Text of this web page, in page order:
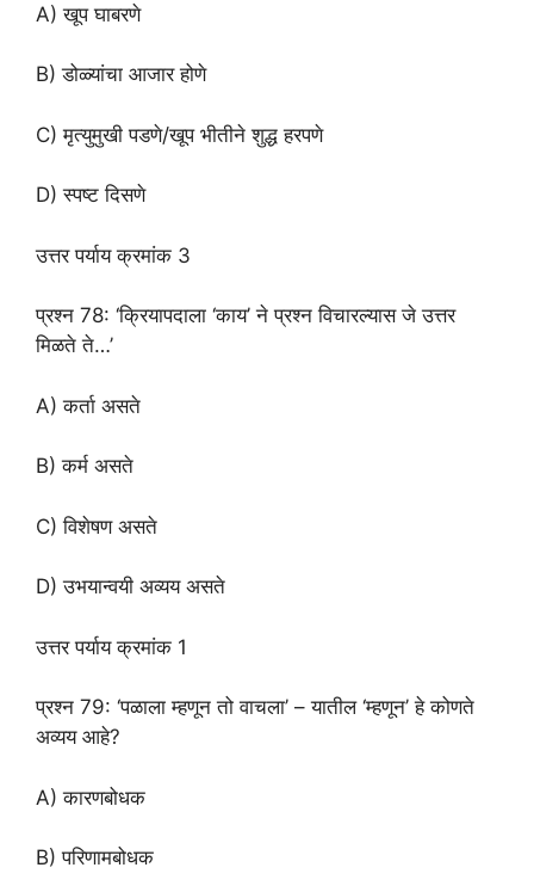
A) खूप घाबरणे
B) डोळ्यांचा आजार होणे
C) मृत्युमुखी पडणे/खूप भीतीने शुद्ध हरपणे
D) स्पष्ट दिसणे
उत्तर पर्याय क्रमांक 3
प्रश्न 78: ‘क्रियापदाला ‘काय’ ने प्रश्न विचारल्यास जे उत्तर
मिळते ते…’
A) कर्ता असते
B) कर्म असते
C) विशेषण असते
D) उभयान्वयी अव्यय असते
उत्तर पर्याय क्रमांक 1
प्रश्न 79: ‘पळाला म्हणून तो वाचला’ – यातील ‘म्हणून’ हे कोणते
अव्यय आहे?
A) कारणबोधक
B) परिणामबोधक